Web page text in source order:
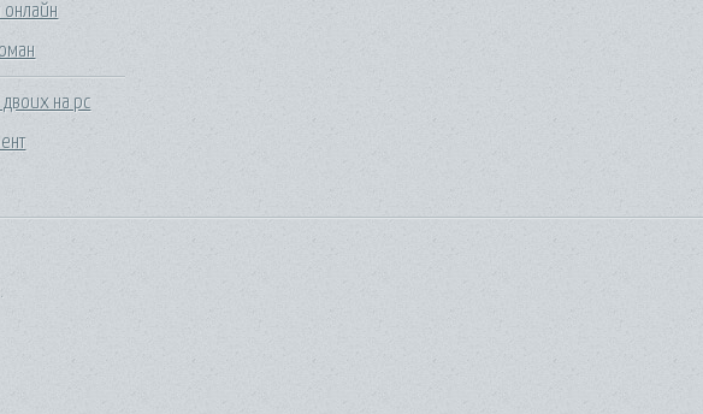
онлайн
на pc